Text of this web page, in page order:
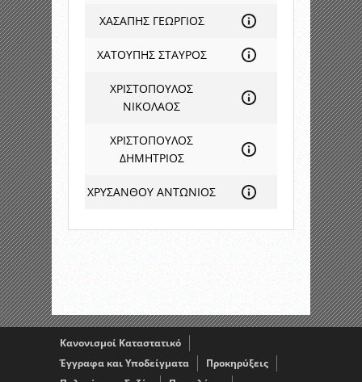
ΧΑΣΑΠΗΣ ΓΕΩΡΓΙΟΣ
ΧΑΤΟΥΠΗΣ ΣΤΑΥΡΟΣ
ΧΡΙΣΤΟΠΟΥΛΟΣ
ΝΙΚΟΛΑΟΣ
ΧΡΙΣΤΟΠΟΥΛΟΣ
ΔΗΜΗΤΡΙΟΣ
ΧΡΥΣΑΝΘΟΥ ΑΝΤΩΝΙΟΣ
Κανονισμοί Καταστατικό
Έγγραφα και Υποδείγματα
Προκηρύξεις